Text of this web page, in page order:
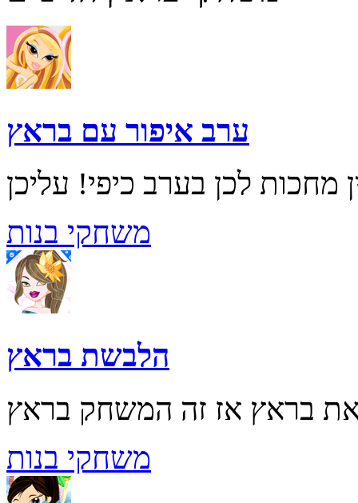
ערב איפור עם בראץ
משחקי בנות
הלבשת בראץ
משחקי בנות